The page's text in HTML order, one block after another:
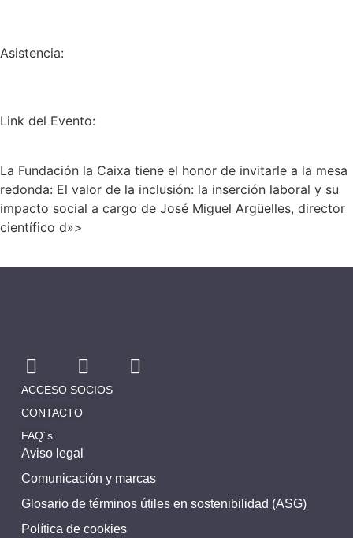
Asistencia:
Link del Evento:
La Fundación la Caixa tiene el honor de invitarle a la mesa
redonda: El valor de la inclusión: la inserción laboral y su
impacto social a cargo de José Miguel Argüelles, director
científico d»>
Aviso legal
Comunicación y marcas
Glosario de términos útiles en sostenibilidad (ASG)
Política de cookies
ACCESO SOCIOS
CONTACTO
FAQ´s